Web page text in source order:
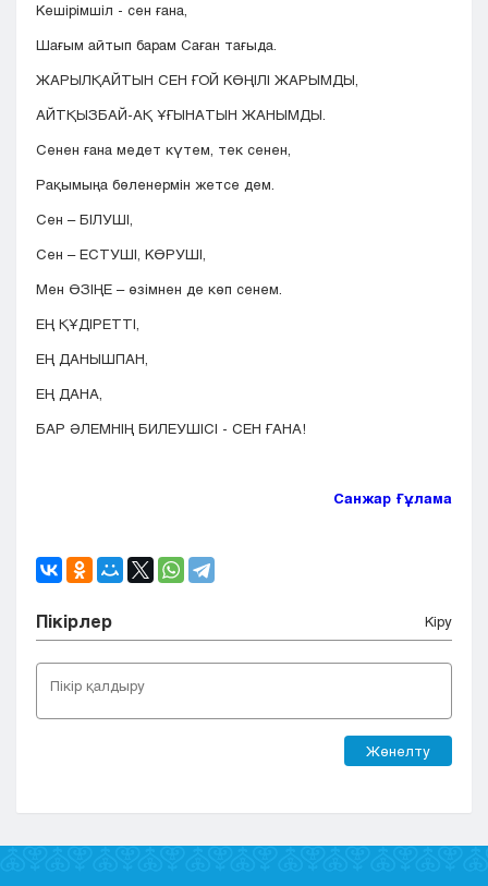
Кешірімшіл - сен ғана,
Шағым айтып барам Саған тағыда.
ЖАРЫЛҚАЙТЫН СЕН ҒОЙ КӨҢІЛІ ЖАРЫМДЫ,
АЙТҚЫЗБАЙ-АҚ ҰҒЫНАТЫН ЖАНЫМДЫ.
Сенен ғана медет күтем, тек сенен,
Рақымыңа бөленермін жетсе дем.
Сен – БІЛУШІ,
Сен – ЕСТУШІ, КӨРУШІ,
Мен ӨЗІҢЕ – өзімнен де көп сенем.
ЕҢ ҚҰДІРЕТТІ,
ЕҢ ДАНЫШПАН,
ЕҢ ДАНА,
БАР ӘЛЕМНІҢ БИЛЕУШІСІ - СЕН ҒАНА!
Санжар Ғұлама
Пікірлер Кіру
Жөнелту